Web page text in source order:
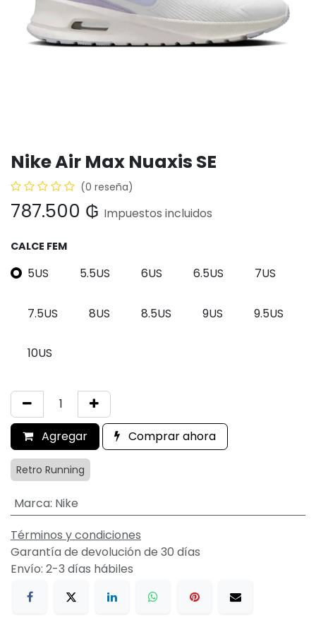
Nike Air Max Nuaxis SE
(0 reseña)
787.500 ₲ Impuestos incluidos
CALCE FEM
5US 5.5US 6US 6.5US 7US
7.5US 8US 8.5US 9US 9.5US
10US
Agregar Comprar ahora
Retro Running
Marca: Nike
Términos y condiciones
Garantía de devolución de 30 días
Envío: 2-3 días hábiles